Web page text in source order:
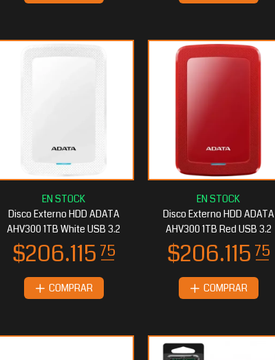
Disco Externo HDD ADATA
AHV300 1TB White USB 3.2
COMPRAR
Disco Externo HDD ADATA
AHV300 1TB Red USB 3.2
COMPRAR